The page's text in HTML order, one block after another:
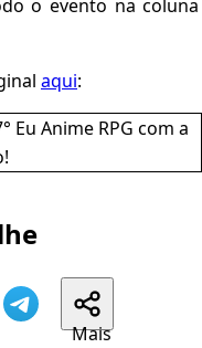
o evento na coluna
aqui:
Mais